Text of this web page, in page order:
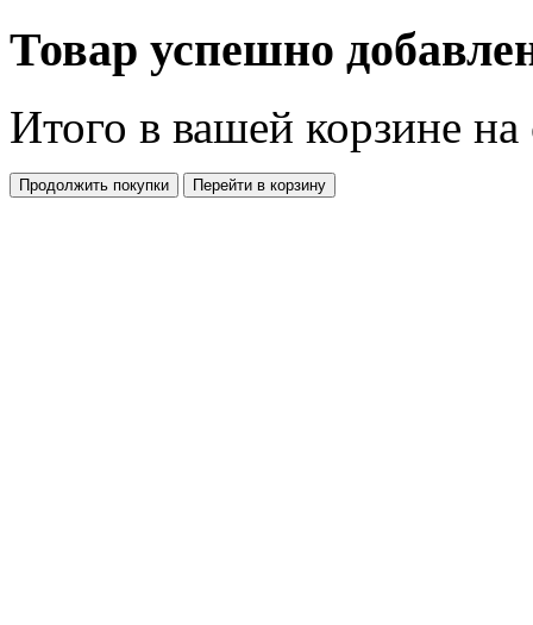
Товар успешно
Итого в вашей корзине
Продолжить покупки Перейти в корзину